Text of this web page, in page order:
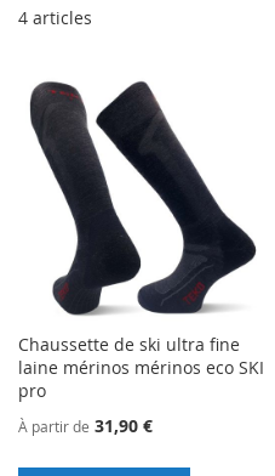
4 articles
Chaussette de ski ultra fine
laine mérinos mérinos eco SKI
pro
À partir de 31,90 €